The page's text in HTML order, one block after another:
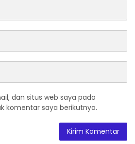
dan situs web saya pada
komentar saya berikutnya.